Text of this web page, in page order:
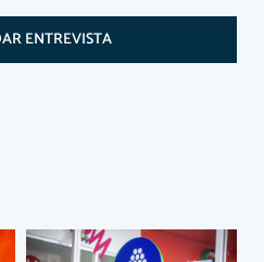
ENTREVISTA
Fundación